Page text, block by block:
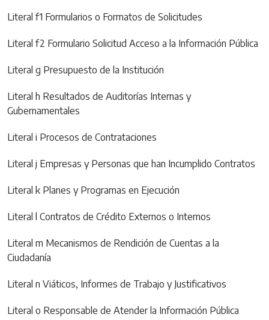
Literal f1 Formularios o Formatos de Solicitudes
Literal f2 Formulario Solicitud Acceso a la Información Pública
Literal g Presupuesto de la Institución
Literal h Resultados de Auditorías Internas y
Gubernamentales
Literal i Procesos de Contrataciones
Literal j Empresas y Personas que han Incumplido Contratos
Literal k Planes y Programas en Ejecución
Literal l Contratos de Crédito Externos o Internos
Literal m Mecanismos de Rendición de Cuentas a la
Ciudadanía
Literal n Viáticos, Informes de Trabajo y Justificativos
Literal o Responsable de Atender la Información Pública